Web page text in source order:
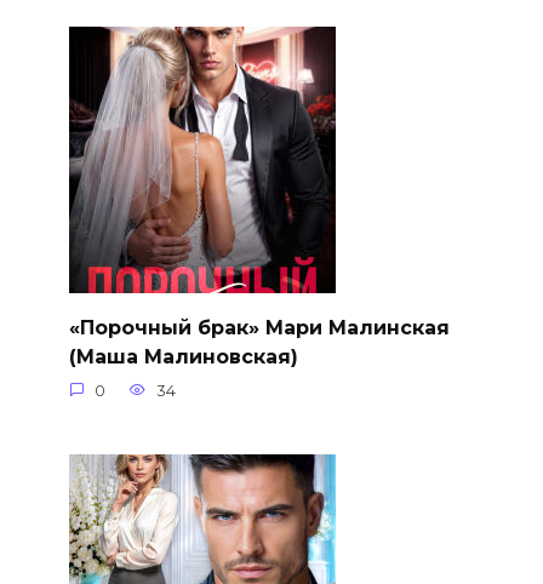
«Порочный брак» Мари Малинская
(Маша Малиновская)
0 34